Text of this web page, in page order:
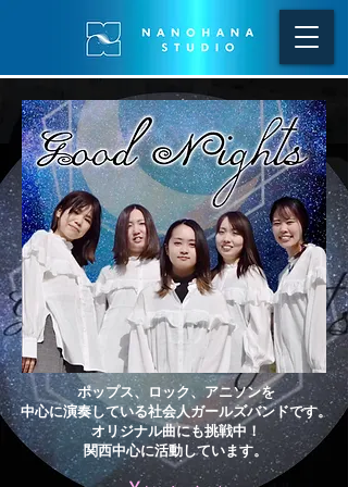
ポップス、ロック、アニソンを
中心に演奏している社会人ガールズバンドです。
オリジナル曲にも挑戦中！
関西中心に活動しています。